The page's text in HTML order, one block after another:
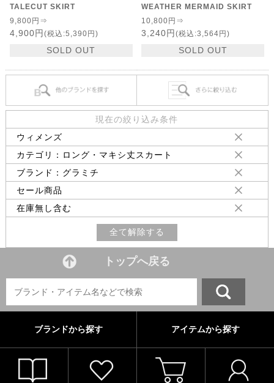
TALECUT SKIRT
9,800円⇒
4,900円 (税込:5,390円)
SOLD OUT
WEATHER MERMAID SKIRT
10,800円⇒
3,240円 (税込:3,564円)
SOLD OUT
現在の絞り込み条件
ウィメンズ
カテゴリ：ロング・マキシ丈スカート
ブランド：グラミチ
セール商品
在庫無し含む
全て解除する
トップへ戻る
ブランドから探す アイテムから探す